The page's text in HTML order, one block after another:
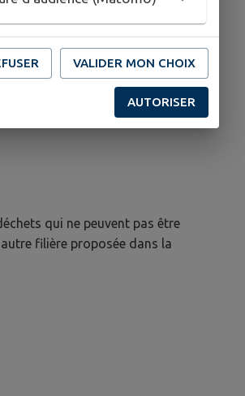
ou poutre en bois, parquet, ...
de bois, traverses de chemin de fer,
...
qui ne peuvent pas être
filière proposée dans la
VALIDER MON CHOIX
AUTORISER